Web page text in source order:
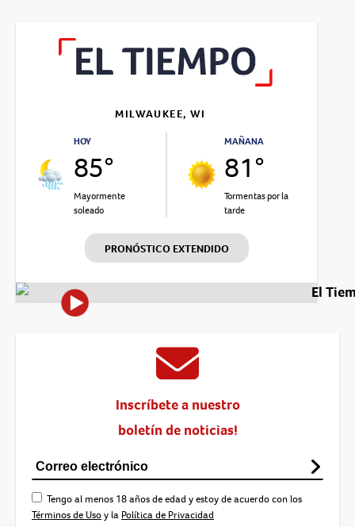
MILWAUKEE, WI
HOY
85°
Mayormente
soleado
MAÑANA
81°
Tormentas por la
tarde
PRONÓSTICO EXTENDIDO
El
Inscríbete a nuestro
boletín de noticias!
Tengo al menos 18 años de edad y estoy de acuerdo con los
Términos de Usoy la Política de Privacidad